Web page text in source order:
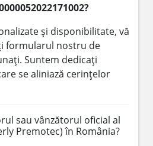
și disponibilitate, vă
formularul nostru de
Suntem dedicați
se aliniază cerințelor
sau vânzătorul oficial al
Premotec) în România?